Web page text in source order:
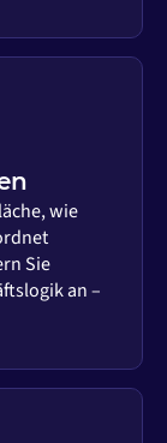
wie
Sie
an –